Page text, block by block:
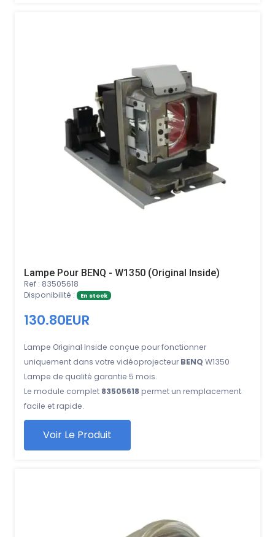
Lampe Pour BENQ - W1350 (Original Inside)
Ref : 83505618
Disponibilité :
En stock
130.80EUR
Lampe Original Inside conçue pour fonctionner
uniquement dans votre vidéoprojecteur BENQ W1350
Lampe de qualité garantie 5 mois.
Le module complet 83505618 permet un remplacement
facile et rapide.
Voir Le Produit